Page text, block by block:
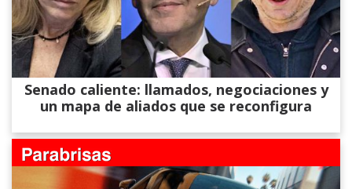
Senado caliente: llamados, negociaciones y
un mapa de aliados que se reconfigura